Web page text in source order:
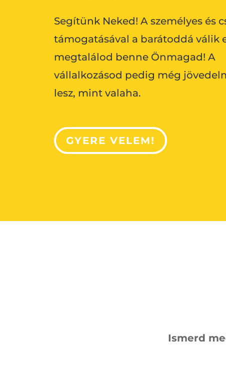
Segítünk Neked! A személyes és
támogatásával a barátoddá válik
megtalálod benne Önmagad! A
vállalkozásod pedig még
lesz, mint valaha.
GYERE VELEM!
Ismerd